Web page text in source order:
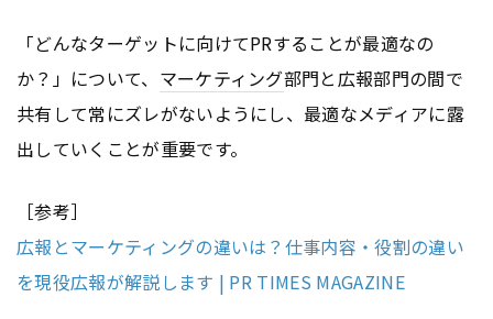
「どんなターゲットに向けてPRすることが最適なの
か？」について、 マーケティング部門と広報部門の間で
共有して常にズレがないようにし、最適なメディアに露
出していくことが重要です。
［参考］
広報とマーケティングの違いは？仕事内容・役割の違い
を現役広報が解説します | PR TIMES MAGAZINE